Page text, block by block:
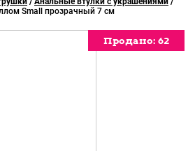
Small прозрачный 7 см
Продано: 62
Продано: 62
Продано: 62